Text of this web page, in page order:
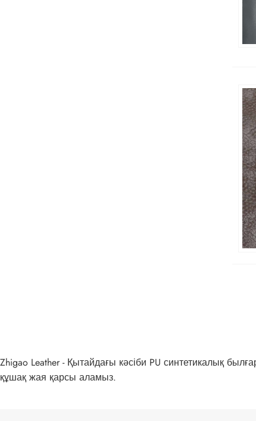
Zhigao Leather - Қытайдағы кәсіби PU синтетикалық
құшақ жая қарсы аламыз.